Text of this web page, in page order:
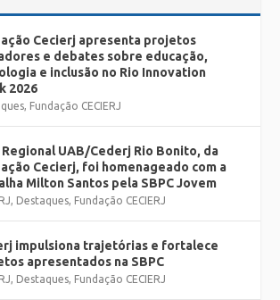
Cecierj apresenta projetos
e debates sobre educação,
e inclusão no Rio Innovation
2026
, Fundação CECIERJ
Regional UAB/Cederj Rio Bonito, da
Cecierj, foi homenageado com a
Milton Santos pela SBPC Jovem
, Destaques, Fundação CECIERJ
impulsiona trajetórias e fortalece
apresentados na SBPC
, Destaques, Fundação CECIERJ